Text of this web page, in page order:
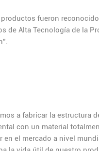
fueron
de Alta Tecnología de la
a fabricar la estructura
con un material
en el mercado a nivel